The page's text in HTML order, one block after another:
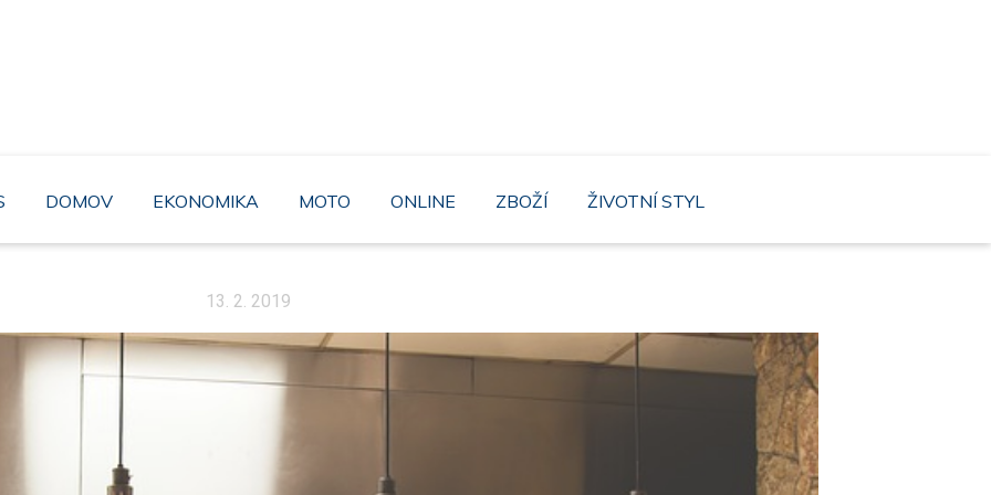
DOMOV EKONOMIKA MOTO ONLINE ZBOŽÍ ŽIVOTNÍ STYL
13. 2. 2019